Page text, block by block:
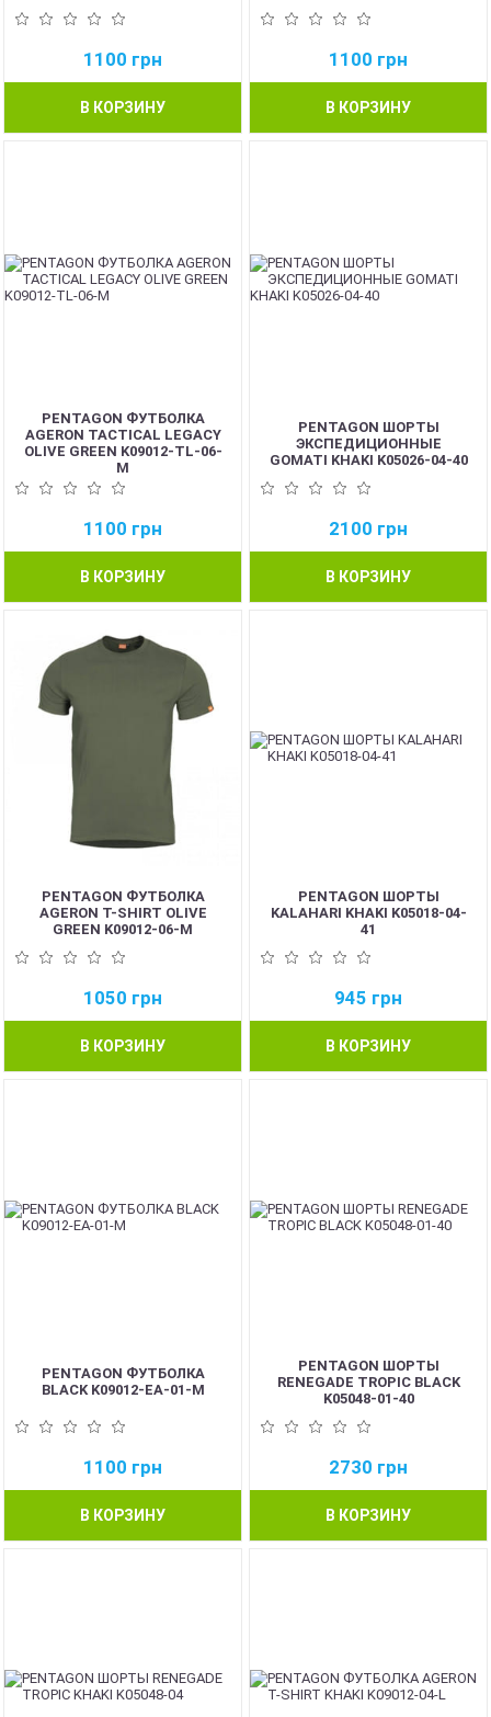
1100 грн
В КОРЗИНУ
1100 грн
В КОРЗИНУ
PENTAGON ФУТБОЛКА
AGERON TACTICAL LEGACY
OLIVE GREEN K09012-TL-06-
M
1100 грн
В КОРЗИНУ
PENTAGON ШОРТЫ
ЭКСПЕДИЦИОННЫЕ
GOMATI KHAKI K05026-04-40
2100 грн
В КОРЗИНУ
PENTAGON ФУТБОЛКА
AGERON T-SHIRT OLIVE
GREEN K09012-06-M
1050 грн
В КОРЗИНУ
PENTAGON ШОРТЫ
KALAHARI KHAKI K05018-04-
41
945 грн
В КОРЗИНУ
PENTAGON ФУТБОЛКА
BLACK K09012-EA-01-M
1100 грн
В КОРЗИНУ
PENTAGON ШОРТЫ
RENEGADE TROPIC BLACK
K05048-01-40
2730 грн
В КОРЗИНУ